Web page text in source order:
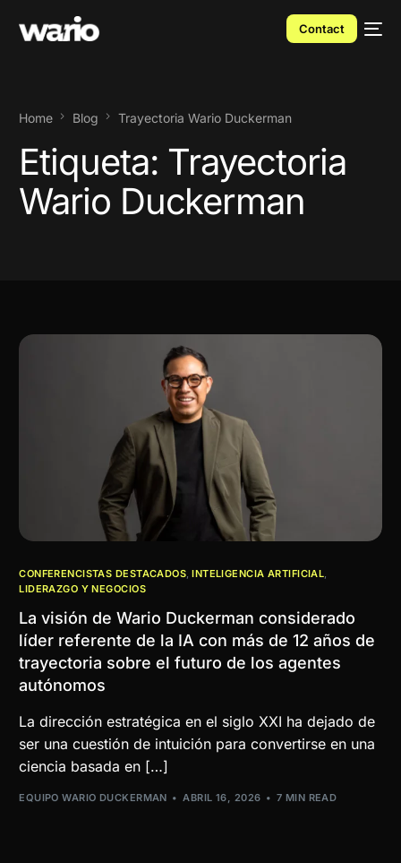
Contact
Home Blog Trayectoria Wario Duckerman
Etiqueta: Trayectoria
Wario Duckerman
CONFERENCISTAS DESTACADOS,INTELIGENCIA ARTIFICIAL,
LIDERAZGO Y NEGOCIOS
La visión de Wario Duckerman considerado
líder referente de la IA con más de 12 años de
trayectoria sobre el futuro de los agentes
autónomos
La dirección estratégica en el siglo XXI ha dejado de
ser una cuestión de intuición para convertirse en una
ciencia basada en […]
EQUIPO WARIO DUCKERMAN ABRIL 16, 2026 7 MIN READ